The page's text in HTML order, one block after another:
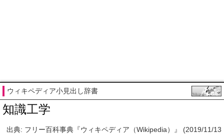
ウィキペディア小見出し辞書
知識工学
出典: フリー百科事典『ウィキペディア（Wikipedia）』 (2019/11/13